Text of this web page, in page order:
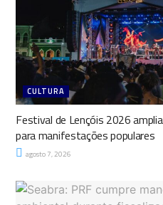
CULTURA
Festival de Lençóis 2026
para manifestações populares
agosto 7, 2026